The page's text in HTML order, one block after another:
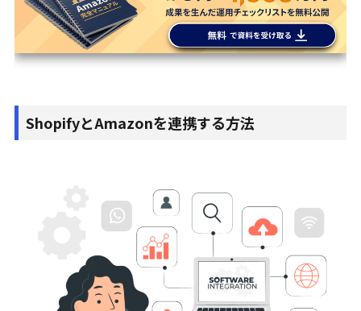
ShopifyとAmazonを連携する方法